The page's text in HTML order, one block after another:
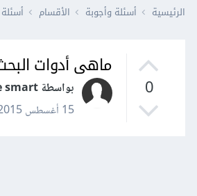
الرئيسية أسئلة وأجوبة الأقسام
0
ماهى أدوات
بواسطة be smart
15 أغسطس 2015